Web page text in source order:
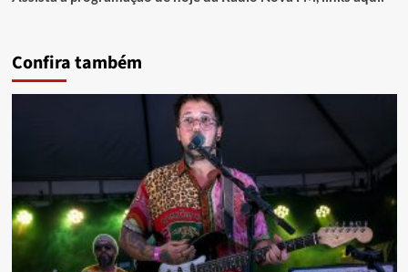
Confira também